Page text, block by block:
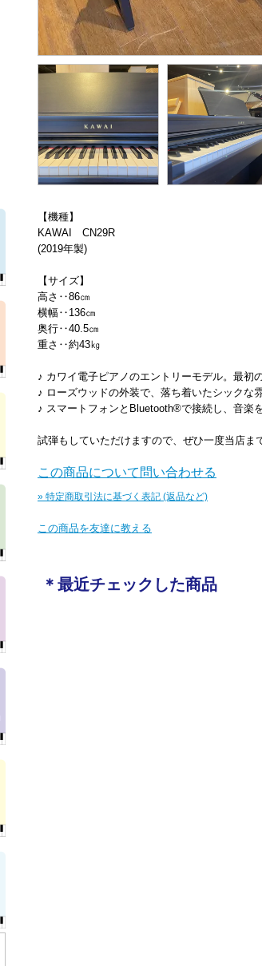
【機種】
KAWAI CN29R
(2019年製)
【サイズ】
高さ‥86㎝
横幅‥136㎝
奥行‥40.5㎝
重さ‥約43㎏
♪ カワイ電子ピアノのエントリーモデル。最初
♪ ローズウッドの外装で、落ち着いたシックな
♪ スマートフォンとBluetooth®で接続し、音楽
試弾もしていただけますので、ぜひ一度当店ま
この商品について問い合わせる
» 特定商取引法に基づく表記 (返品など)
この商品を友達に教える
＊最近チェックした商品